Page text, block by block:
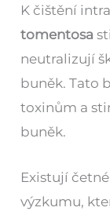
K čištění
tomentosa
neutralizují
buněk. Tato
toxinům a
buněk.
Existují
výzkumu,